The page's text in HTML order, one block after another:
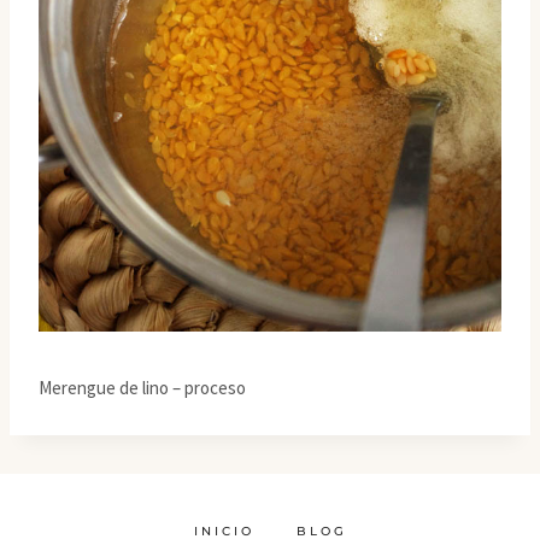
Merengue de lino – proceso
INICIO BLOG